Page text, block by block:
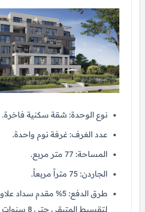
نوع الوحدة: شقة سكنية فاخرة.
عدد الغرف: غرفة نوم واحدة.
المساحة: 77 متر مربع.
الجاردن: 75 متراً مربعاً.
طرق الدفع: 5% مقدم
لتقسيط المتبقي